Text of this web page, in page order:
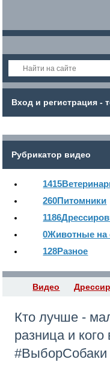
Вход и регистрация -
Рубрикатор видео
1415
260Питомники
1186
0Животные на
128Разное
Видео
Кто лучше -
разница и
#ВыборСобаки